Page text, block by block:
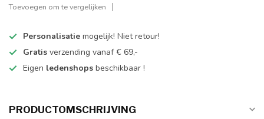
Toevoegen om te vergelijken
Personalisatie mogelijk! Niet retour!
Gratis verzending vanaf € 69,-
Eigen ledenshops beschikbaar !
PRODUCTOMSCHRIJVING